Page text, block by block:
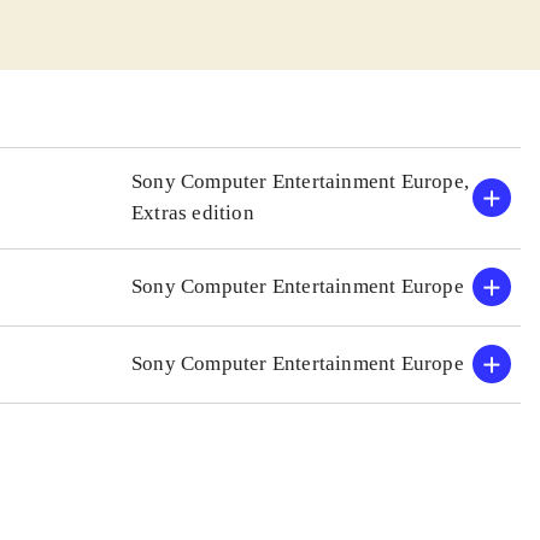
kreeret kan
til denne er
Sony Computer Entertainment Europe,
Extras edition
Sony Computer Entertainment Europe
Sony Computer Entertainment Europe